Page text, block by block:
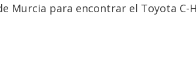
Murcia para encontrar el Toyota C-